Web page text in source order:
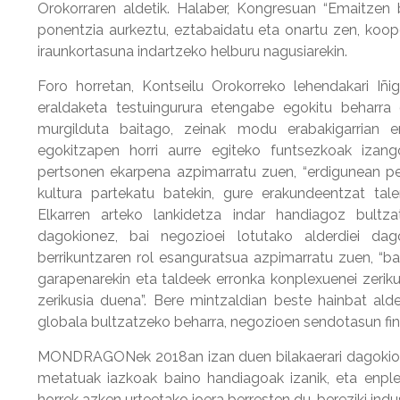
Orokorraren aldetik. Halaber, Kongresuan
ponentzia aurkeztu, eztabaidatu eta onartu zen,
iraunkortasuna indartzeko helburu nagusiarekin.
Foro horretan, Kontseilu Orokorreko lehendakari
eraldaketa testuingurura etengabe egokitu
murgilduta baitago, zeinak modu erabakigarrian
egokitzapen horri aurre egiteko funtsezkoak
pertsonen ekarpena azpimarratu zuen, “erdigunean
kultura partekatu batekin, gure erakundeentzat
Elkarren arteko lankidetza indar handiagoz
dagokionez, bai negozioei lotutako alderdiei
berrikuntzaren rol esanguratsua azpimarratu zuen,
garapenarekin eta taldeek erronka konplexuenei
zerikusia duena”. Bere mintzaldian beste hainbat
globala bultzatzeko beharra, negozioen sendotasun
MONDRAGONek 2018an izan duen bilakaerari
metatuak iazkoak baino handiagoak izanik, eta